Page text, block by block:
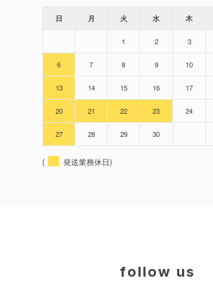
日 月 火 水 木
1 2 3
6 7 8 9 10
13 14 15 16 17
20 21 22 23 24
27 28 29 30
( 発送業務休日)
follow us